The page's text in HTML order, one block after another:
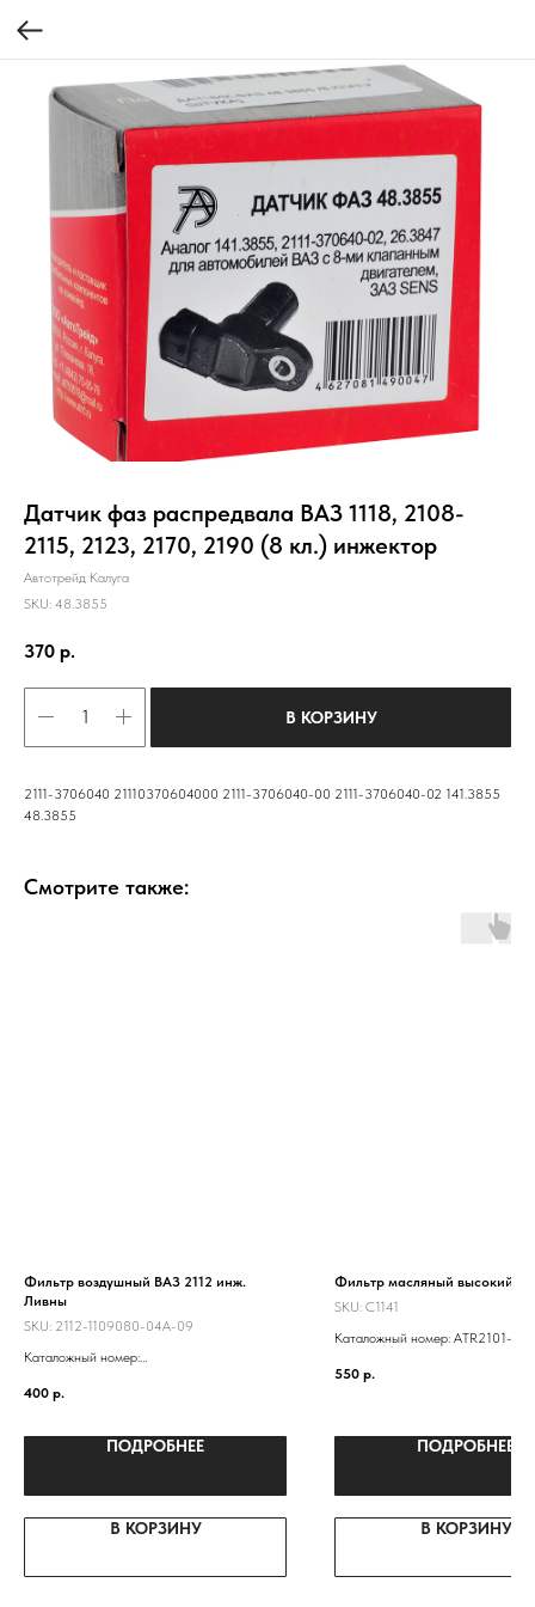
Датчик фаз распредвала ВАЗ 1118, 2108-
2115, 2123, 2170, 2190 (8 кл.) инжектор
Автотрейд Калуга
SKU: 48.3855
370 р.
В КОРЗИНУ
2111-3706040 21110370604000 2111-3706040-00 2111-3706040-02 141.3855
48.3855
Смотрите также:
Фильтр воздушный ВАЗ 2112 инж.
Ливны
SKU: 2112-1109080-04А-09
Каталожный номер:
2112-1109080
400 р.
ПОДРОБНЕЕ
В КОРЗИНУ
Фильтр масляный высокий
SKU: C1141
Каталожный номер: ATR2101-
21010101200583 NF-
550 р.
ПОДРОБНЕЕ
В КОРЗИНУ